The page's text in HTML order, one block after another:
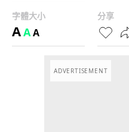
字體大小
AAA
分享
ADVERTISEMENT